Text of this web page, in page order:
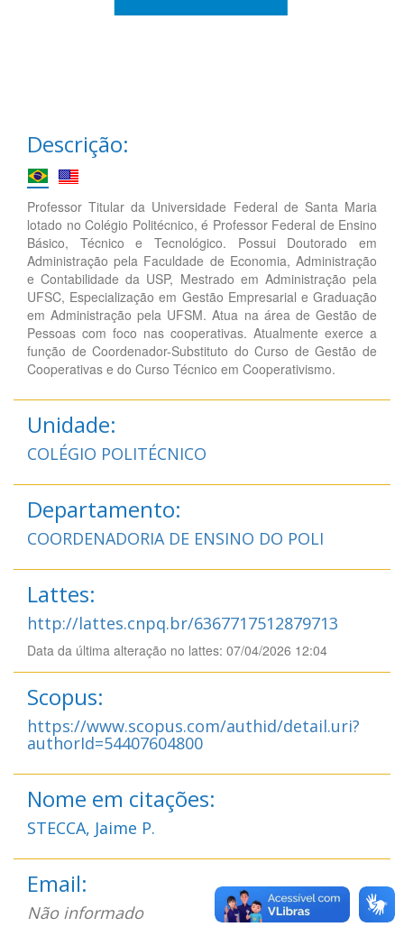
Descrição:
Professor Titular da Universidade Federal de Santa Maria
lotado no Colégio Politécnico, é Professor Federal de Ensino
Básico, Técnico e Tecnológico. Possui Doutorado em
Administração pela Faculdade de Economia, Administração
e Contabilidade da USP, Mestrado em Administração pela
UFSC, Especialização em Gestão Empresarial e Graduação
em Administração pela UFSM. Atua na área de Gestão de
Pessoas com foco nas cooperativas. Atualmente exerce a
função de Coordenador-Substituto do Curso de Gestão de
Cooperativas e do Curso Técnico em Cooperativismo.
Unidade:
COLÉGIO POLITÉCNICO
Departamento:
COORDENADORIA DE ENSINO DO POLI
Lattes:
http://lattes.cnpq.br/6367717512879713
Data da última alteração no lattes: 07/04/2026 12:04
Scopus:
https://www.scopus.com/authid/detail.uri?
authorId=54407604800
Nome em citações:
STECCA, Jaime P.
Email:
Não informado